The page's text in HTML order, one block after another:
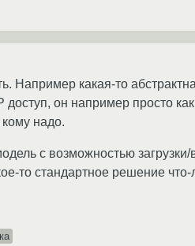
Например какая-то
он например просто
кому надо.
с возможностью
то стандартное решение что-